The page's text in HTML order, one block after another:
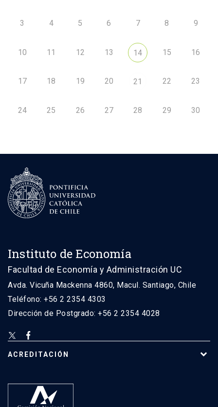
3 4 5 6 7 8 9
10 11 12 13 14 15 16
17 18 19 20 21 22 23
24 25 26 27 28 29 30
Instituto de Economía
Facultad de Economía y Administración UC
Avda. Vicuña Mackenna 4860, Macul. Santiago, Chile
Teléfono: +56 2 2354 4303
Dirección de Postgrado: +56 2 2354 4028
ACREDITACIÓN